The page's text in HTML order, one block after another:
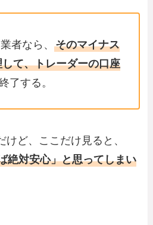
者なら、そのマイナス
て、トレーダーの口座
了する。
けど、ここだけ見ると、
絶対安心」と思ってしまい